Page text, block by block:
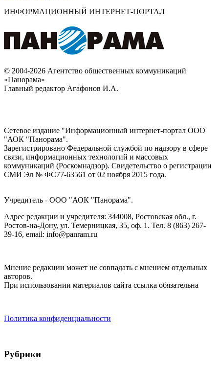
ИНФОРМАЦИОННЫЙ ИНТЕРНЕТ-ПОРТАЛ
© 2004-2026 Агентство общественных коммуникаций
«Панорама»
Главный редактор Агафонов И.А.
Сетевое издание "Информационный интернет-портал ООО
"АОК "Панорама".
Зарегистрировано Федеральной службой по надзору в сфере
связи, информационных технологий и массовых
коммуникаций (Роскомнадзор). Cвидетельство о регистрации
СМИ Эл № ФС77-63561 от 02 ноября 2015 года.
Учредитель - ООО "АОК "Панорама".
Адрес редакции и учредителя: 344008, Ростовская обл., г.
Ростов-на-Дону, ул. Темерницкая, 35, оф. 1. Тел. 8 (863) 267-
39-16, email: info@panram.ru
Мнение редакции может не совпадать с мнением отдельных
авторов.
При использовании материалов сайта ссылка обязательна
Политика конфиденциальности
Рубрики